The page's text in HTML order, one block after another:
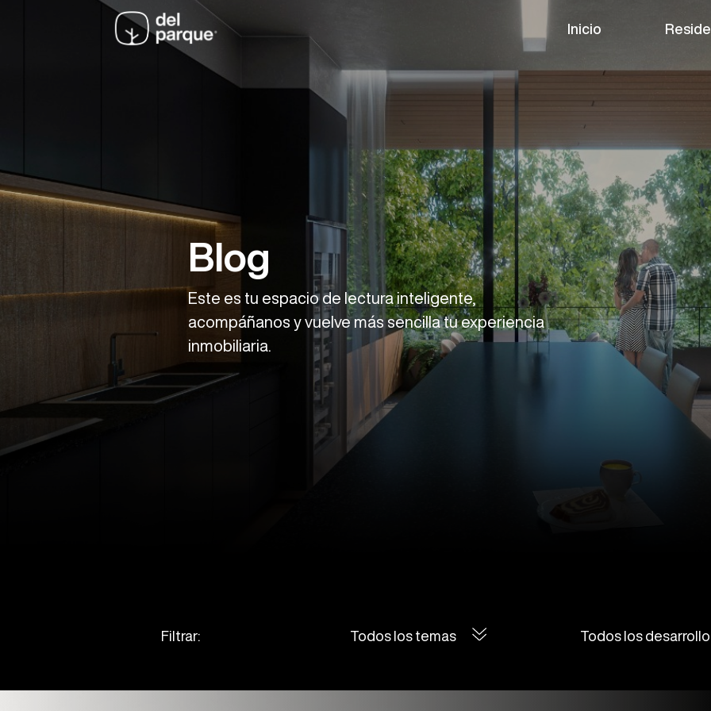
Inicio
Blog
Este es tu espacio de lectura inteligente,
acompáñanos y vuelve más sencilla tu experiencia
inmobiliaria.
Filtrar: Todos los temas Todos los